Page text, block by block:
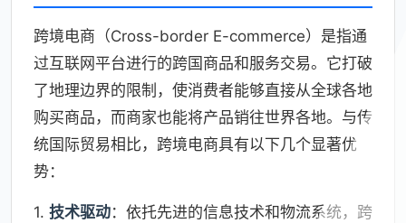
跨境电商（Cross-border E-commerce）是指通
过互联网平台进行的跨国商品和服务交易。它打破
了地理边界的限制，使消费者能够直接从全球各地
购买商品，而商家也能将产品销往世界各地。与传
统国际贸易相比，跨境电商具有以下几个显著优
势：
1. 技术驱动：依托先进的信息技术和物流系统，跨